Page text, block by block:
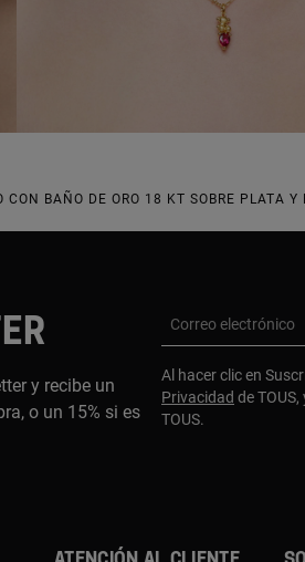
BAÑO DE ORO 18 KT SOBRE PLATA Y
y recibe un
o un 15% si es
Correo electrónico
Al hacer clic en
Privacidad de
TOUS.